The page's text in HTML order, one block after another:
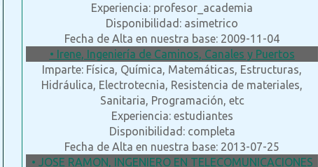
Experiencia: profesor_academia
Disponibilidad: asimetrico
Fecha de Alta en nuestra base: 2009-11-04
• Irene, Ingeniería de Caminos, Canales y Puertos
Imparte: Física, Química, Matemáticas, Estructuras,
Hidráulica, Electrotecnia, Resistencia de materiales,
Sanitaria, Programación, etc
Experiencia: estudiantes
Disponibilidad: completa
Fecha de Alta en nuestra base: 2013-07-25
• JOSE RAMON, INGENIERO EN TELECOMUNICACIONES